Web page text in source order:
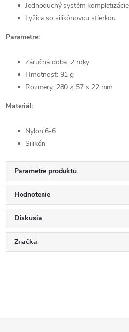
Jednoduchý systém kompletizácie
Lyžica so silikónovou stierkou
Parametre:
Záručná doba: 2 roky
Hmotnosť: 91 g
Rozmery: 280 × 57 × 22 mm
Materiál:
Nylon 6-6
Silikón
Parametre produktu
Hodnotenie
Diskusia
Značka